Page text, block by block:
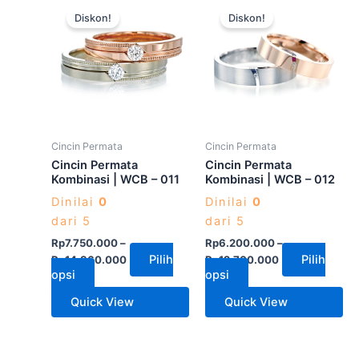
Diskon!
Cincin Permata
Cincin Permata
Kombinasi | WCB – 011
Dinilai 0
dari 5
Rp7.750.000–
Rp14.360.000
Pilih
opsi
ini
memiliki
beberapa
varian.
di
halaman
Quick View
Diskon!
Cincin Permata
Cincin Permata
Kombinasi | WCB – 012
Dinilai 0
dari 5
Rp6.200.000–
Rp12.700.000
Pilih
opsi
ini
memiliki
beberapa
varian.
Pilihan
di
halaman
Quick View